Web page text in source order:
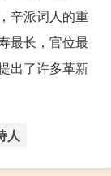
辛派词人的重
最长，官位最
出了许多革新
人